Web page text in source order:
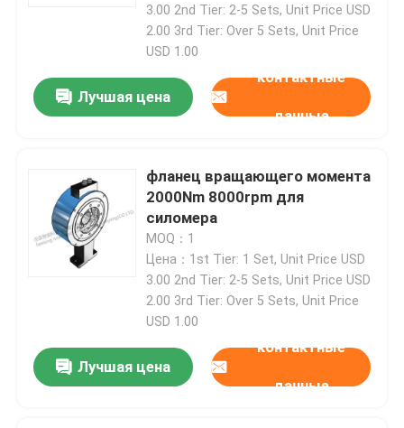
Высокоскоростной силомер
Силомер передачи
Силомер AC
Суд испытания в динамических условиях
Прибор измерения расхода топлива
кВт
3.00 2nd Tier: 2-5 Sets, Unit Price USD
2.00 3rd Tier: Over 5 Sets, Unit Price
USD 1.00
Лучшая цена
контактные
данные
фланец вращающего момента
2000Nm 8000rpm для
силомера
MOQ：1
Цена：1st Tier: 1 Set, Unit Price USD
3.00 2nd Tier: 2-5 Sets, Unit Price USD
2.00 3rd Tier: Over 5 Sets, Unit Price
USD 1.00
Лучшая цена
контактные
данные